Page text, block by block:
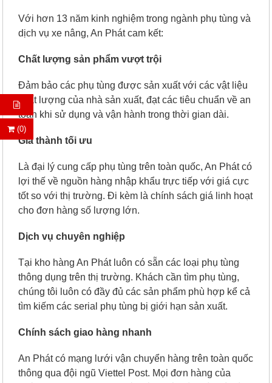
(0)
Với hơn 13 năm kinh nghiệm trong ngành phụ tùng và
dịch vụ xe nâng, An Phát cam kết:
Chất lượng sản phẩm vượt trội
Đảm bảo các phụ tùng được sản xuất với các vật liệu
chất lượng của nhà sản xuất, đạt các tiêu chuẩn về an
toàn khi sử dụng và vận hành trong thời gian dài.
Giá thành tối ưu
Là đại lý cung cấp phụ tùng trên toàn quốc, An Phát có
lợi thế về nguồn hàng nhập khẩu trực tiếp với giá cực
tốt so với thị trường. Đi kèm là chính sách giá linh hoạt
cho đơn hàng số lượng lớn.
Dịch vụ chuyên nghiệp
Tại kho hàng An Phát luôn có sẵn các loại phụ tùng
thông dụng trên thị trường. Khách cần tìm phụ tùng,
chúng tôi luôn có đầy đủ các sản phẩm phù hợp kể cả
tìm kiếm các serial phụ tùng bị giới hạn sản xuất.
Chính sách giao hàng nhanh
An Phát có mạng lưới vận chuyển hàng trên toàn quốc
thông qua đội ngũ Viettel Post. Mọi đơn hàng của